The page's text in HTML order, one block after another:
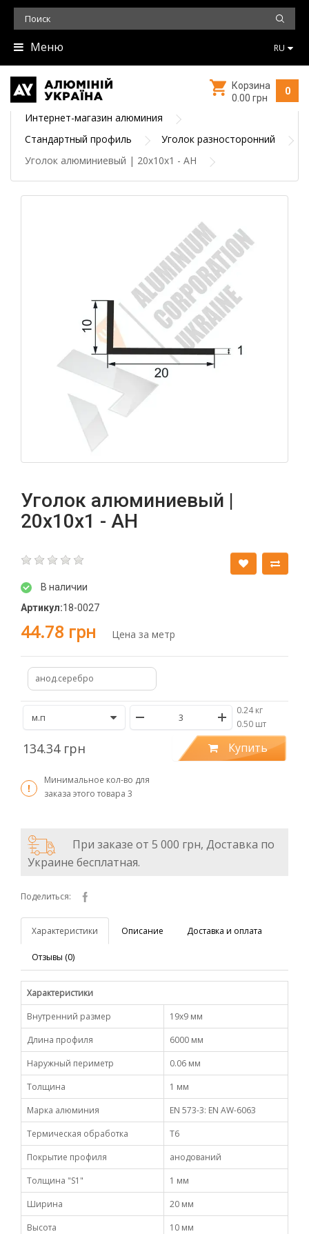
Меню RU
0
Корзина
0.00 грн
Интернет-магазин алюминия
Стандартный профиль
Уголок разносторонний
Уголок алюминиевый | 20х10х1 - АН
Уголок алюминиевый |
20х10х1 - АН
В наличии
Артикул:18-0027
44.78 грн Цена за метр
анод.серебро
0.24 кг
/0.50 шт
134.34 грн Купить
Минимальное кол-во для
заказа этого товара 3
При заказе от 5 000 грн, Доставка по
Украине бесплатная.
Поделиться:
Характеристики Описание Доставка и оплата
Отзывы (0)
Характеристики
Внутренний размер
19х9 мм
Длина профиля
6000 мм
Наружный периметр
0.06 мм
Толщина
1 мм
Марка алюминия
EN 573-3: EN AW-6063
Термическая обработка
Т6
Покрытие профиля
анодований
Толщина "S1"
1 мм
Ширина
20 мм
Высота
10 мм